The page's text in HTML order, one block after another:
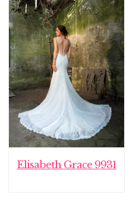
Elisabeth Grace 9931